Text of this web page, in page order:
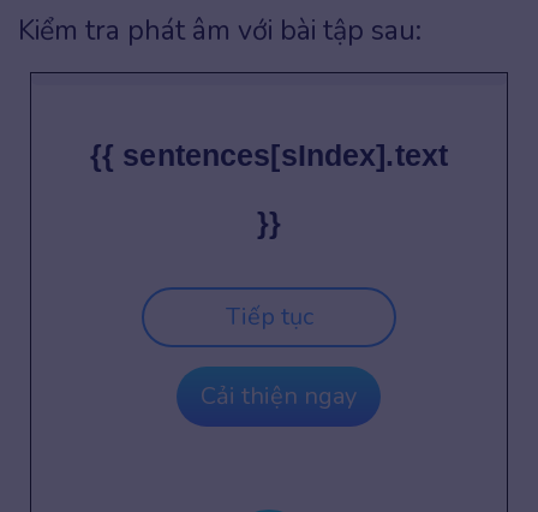
Kiểm tra phát âm với bài tập sau:
{{ sentences[sIndex].text
}}
Tiếp tục
Cải thiện ngay